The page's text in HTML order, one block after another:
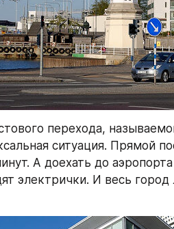
перехода,
ситуация. Прямой
А доехать до
электрички. И весь город